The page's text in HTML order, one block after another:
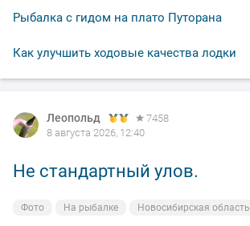
Рыбалка с гидом на плато Путорана
Как улучшить ходовые качества лодки
Леопольд
7458
8 августа 2026, 12:40
Не стандартный улов.
Фото На рыбалке Новосибирская область
Леопольд
7458
8 августа 2026, 12:38
Утренняя красотка.
Фото На рыбалке Новосибирская область